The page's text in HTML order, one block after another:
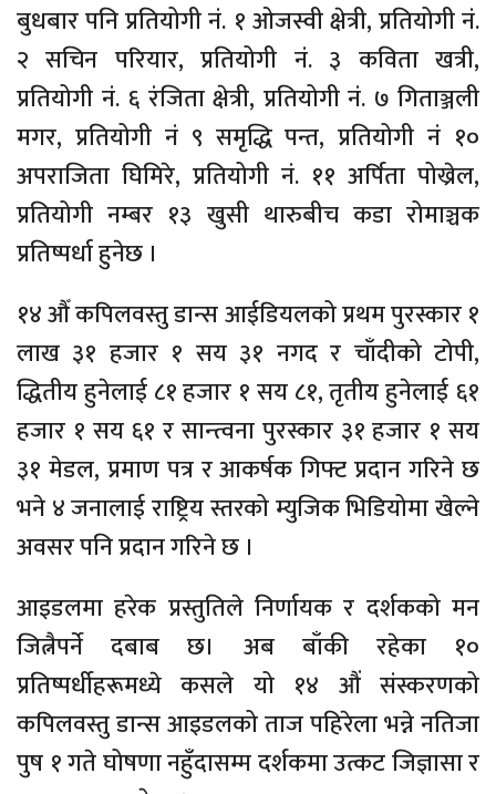
बुधबार पनि प्रतियोगी नं. १ ओजस्वी क्षेत्री, प्रतियोगी नं.
२ सचिन परियार, प्रतियोगी नं. ३ कविता खत्री,
प्रतियोगी नं. ६ रंजिता क्षेत्री, प्रतियोगी नं. ७ गिताञ्जली
मगर, प्रतियोगी नं ९ समृद्धि पन्त, प्रतियोगी नं १०
अपराजिता घिमिरे, प्रतियोगी नं. ११ अर्पिता पोख्रेल,
प्रतियोगी नम्बर १३ खुसी थारुबीच कडा रोमाञ्चक
प्रतिष्पर्धा हुनेछ ।
१४ औँ कपिलवस्तु डान्स आईडियलको प्रथम पुरस्कार १
लाख ३१ हजार १ सय ३१ नगद र चाँदीको टोपी,
द्धितीय हुनेलाई ८१ हजार १ सय ८१, तृतीय हुनेलाई ६१
हजार १ सय ६१ र सान्त्वना पुरस्कार ३१ हजार १ सय
३१ मेडल, प्रमाण पत्र र आकर्षक गिफ्ट प्रदान गरिने छ
भने ४ जनालाई राष्ट्रिय स्तरको म्युजिक भिडियोमा खेल्ने
अवसर पनि प्रदान गरिने छ ।
आइडलमा हरेक प्रस्तुतिले निर्णायक र दर्शकको मन
जित्नैपर्ने दबाब छ। अब बाँकी रहेका १०
प्रतिष्पर्धीहरूमध्ये कसले यो १४ औं संस्करणको
कपिलवस्तु डान्स आइडलको ताज पहिरेला भन्ने नतिजा
पुष १ गते घोषणा नहुँदासम्म दर्शकमा उत्कट जिज्ञासा र